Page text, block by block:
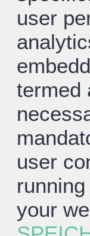
user
termed
user
your